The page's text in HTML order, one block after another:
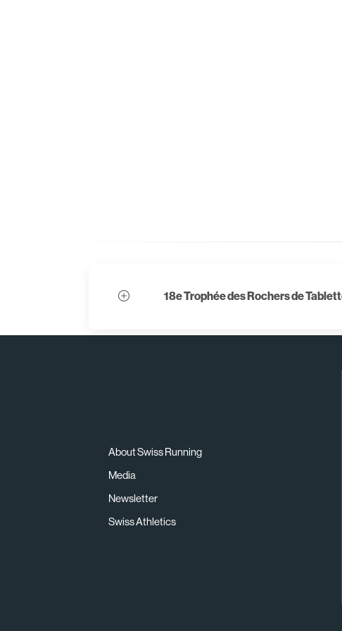
18e Trophée des Rochers de
About Swiss Running
Media
Newsletter
Swiss Athletics